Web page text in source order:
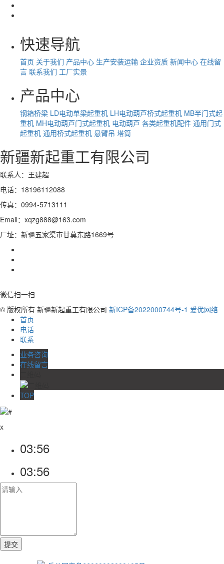
快速导航
首页 关于我们 产品中心 生产安装运输 企业资质 新闻中心 在线留
言 联系我们 工厂实景
产品中心
钢箱桥梁 LD电动单梁起重机 LH电动葫芦桥式起重机 MB半门式起
重机 MH电动葫芦门式起重机 电动葫芦 各类起重机配件 通用门式
起重机 通用桥式起重机 悬臂吊 塔筒
新疆新起重工有限公司
联系人：王建超
电话：18196112088
传真：0994-5713111
Email：xqzg888@163.com
厂址：新疆五家渠市甘莫东路1669号
微信扫一扫
© 版权所有 新疆新起重工有限公司 新ICP备2022000744号-1 爱优网络
首页
电话
联系
业务咨询
在线留言
TOP
x
03:56
03:56